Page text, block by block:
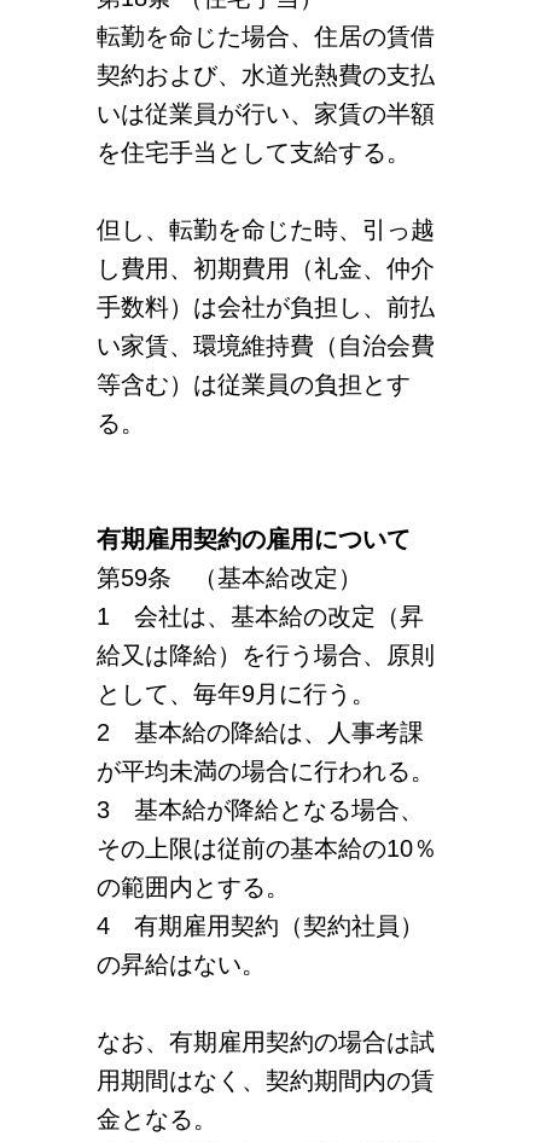
転勤を命じた場合、住居の賃借
契約および、水道光熱費の支払
いは従業員が行い、家賃の半額
を住宅手当として支給する。
但し、転勤を命じた時、引っ越
し費用、初期費用（礼金、仲介
手数料）は会社が負担し、前払
い家賃、環境維持費（自治会費
等含む）は従業員の負担とす
る。
有期雇用契約の雇用について
第59条 （基本給改定）
1 会社は、基本給の改定（昇
給又は降給）を行う場合、原則
として、毎年9月に行う。
2 基本給の降給は、人事考課
が平均未満の場合に行われる。
3 基本給が降給となる場合、
その上限は従前の基本給の10％
の範囲内とする。
4 有期雇用契約（契約社員）
の昇給はない。
なお、有期雇用契約の場合は試
用期間はなく、契約期間内の賃
金となる。